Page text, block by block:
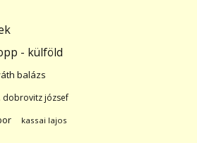
- külföld
balázs
dobrovitz józsef
kassai lajos